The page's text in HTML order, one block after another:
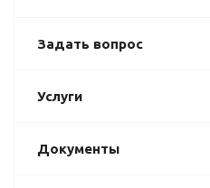
Задать вопрос
Услуги
Документы